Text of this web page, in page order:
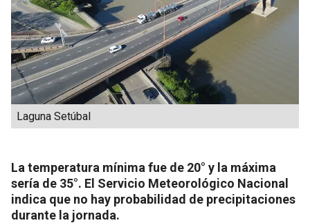
Laguna Setúbal
La temperatura mínima fue de 20° y la máxima
sería de 35°. El Servicio Meteorológico Nacional
indica que no hay probabilidad de precipitaciones
durante la jornada.